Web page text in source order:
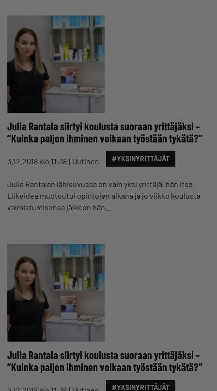
Julia Rantala siirtyi koulusta suoraan yrittäjäksi –
”Kuinka paljon ihminen voikaan työstään tykätä?”
3.12.2018 klo 11:38 Uutinen #YKSINYRITTÄJÄT
Julia Rantalan lähisuvussa on vain yksi yrittäjä, hän itse.
Liikeidea muotoutui opintojen aikana ja jo viikko koulusta
valmistumisensa jälkeen hän…
Julia Rantala siirtyi koulusta suoraan yrittäjäksi –
”Kuinka paljon ihminen voikaan työstään tykätä?”
#YKSINYRITTÄJÄT